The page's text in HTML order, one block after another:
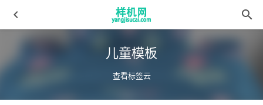
儿童模板
查看标签云